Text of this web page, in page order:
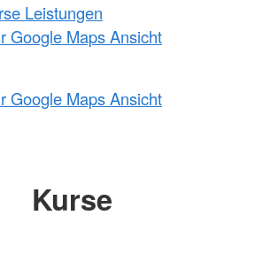
Leistungen
Google Maps Ansicht
Google Maps Ansicht
Kurse